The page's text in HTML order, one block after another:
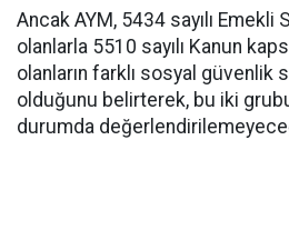
Ancak AYM, 5434 sayılı Emekli
olanlarla 5510 sayılı Kanun
olanların farklı sosyal güvenlik
olduğunu belirterek, bu iki
durumda